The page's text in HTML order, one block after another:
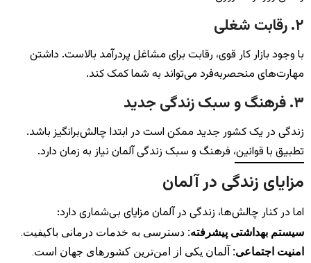
۲. رقابت شغلی
با وجود بازار کار قوی، رقابت برای مشاغل پردرآمد بالاست. داشتن
مهارت‌های منحصر‌به‌فرد می‌تواند به شما کمک کند.
۳. فرهنگ و سبک زندگی جدید
زندگی در یک کشور جدید ممکن است در ابتدا چالش‌برانگیز باشد.
تطبیق با قوانین، فرهنگ و سبک زندگی آلمان نیاز به زمان دارد.
مزایای زندگی در آلمان
اما در کنار چالش‌ها، زندگی در آلمان مزایای بی‌شماری دارد:
سیستم بهداشتی پیشرفته: دسترسی به خدمات درمانی باکیفیت.
امنیت اجتماعی: آلمان یکی از امن‌ترین کشورهای جهان است.